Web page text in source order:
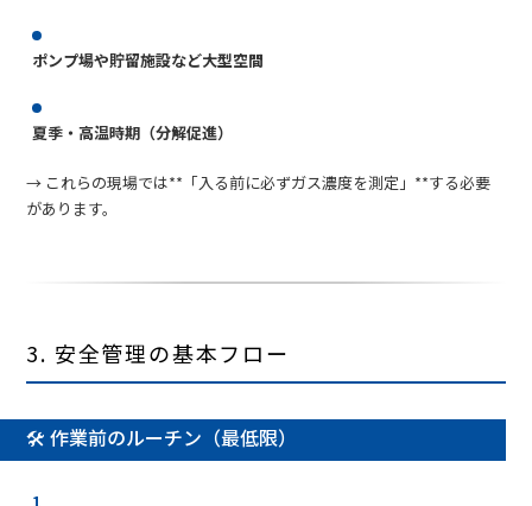
ポンプ場や貯留施設など大型空間
夏季・高温時期（分解促進）
→ これらの現場では**「入る前に必ずガス濃度を測定」**する必要
があります。
3. 安全管理の基本フロー
🛠 作業前のルーチン（最低限）